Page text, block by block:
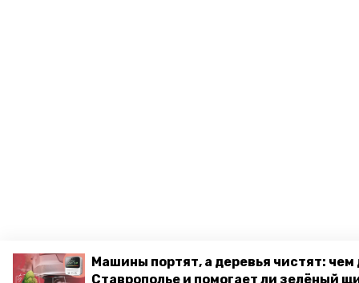
Машины портят, а деревья чистят:
Ставрополье и помогает ли зелёный